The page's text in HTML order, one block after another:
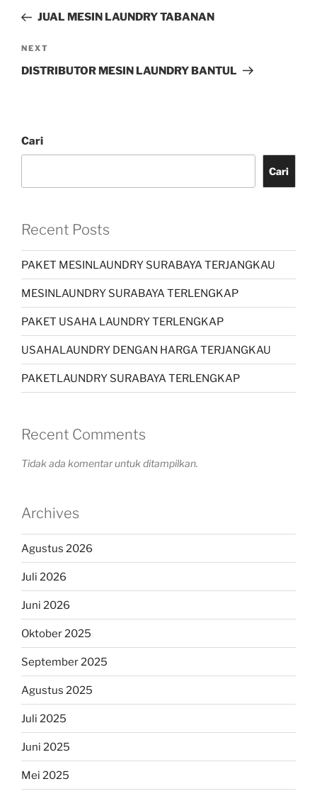
JUAL MESIN LAUNDRY TABANAN
NEXT
DISTRIBUTOR MESIN LAUNDRY BANTUL
Cari
Cari
Recent Posts
PAKET MESINLAUNDRY SURABAYA TERJANGKAU
MESINLAUNDRY SURABAYA TERLENGKAP
PAKET USAHA LAUNDRY TERLENGKAP
USAHALAUNDRY DENGAN HARGA TERJANGKAU
PAKETLAUNDRY SURABAYA TERLENGKAP
Recent Comments
Tidak ada komentar untuk ditampilkan.
Archives
Agustus 2026
Juli 2026
Juni 2026
Oktober 2025
September 2025
Agustus 2025
Juli 2025
Juni 2025
Mei 2025